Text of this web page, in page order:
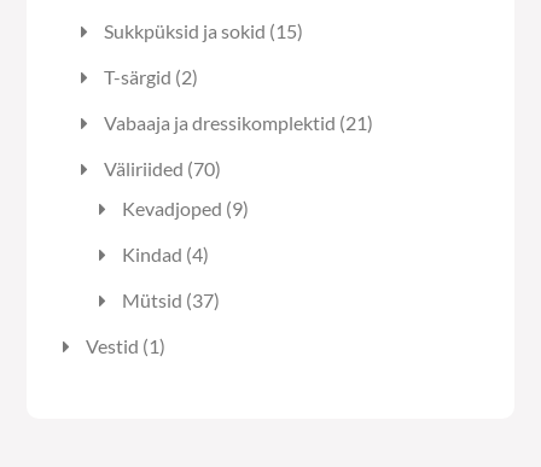
Sukkpüksid ja sokid 1515
T-särgid 22
Vabaaja ja dressikomplektid 2121
Väliriided 7070
toodet
Kevadjoped 99
Kindad 44
Mütsid 3737
Vestid 11